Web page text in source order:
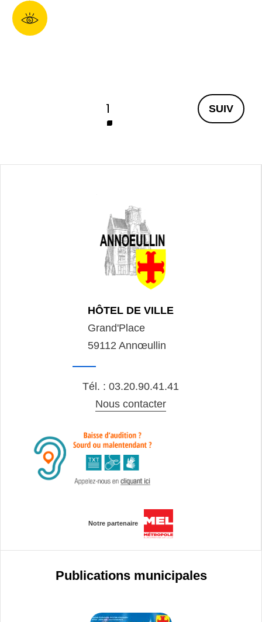
Page
1
Page
HÔTEL DE VILLE
Grand'Place
59112 Annœullin
Tél. : 03.20.90.41.41
Nous contacter
Notre partenaire
Publications municipales